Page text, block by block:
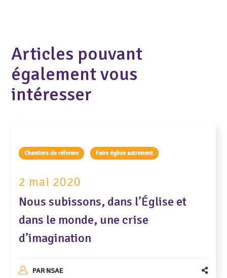
Articles pouvant
également vous
intéresser
Chantiers de réforme Faire église autrement
2 mai 2020
Nous subissons, dans l’Église et
dans le monde, une crise
d’imagination
PARNSAE